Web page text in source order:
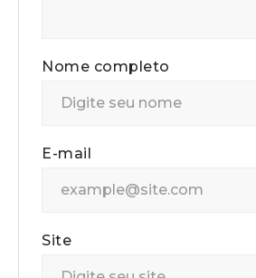
Nome completo
E-mail
Site